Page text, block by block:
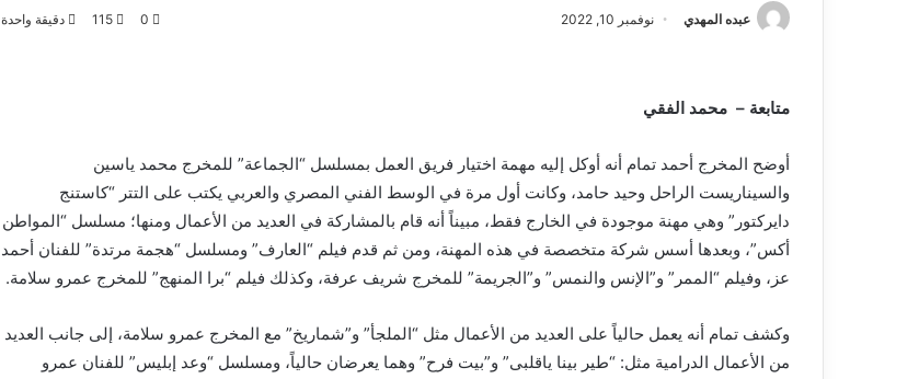
عبده المهدي نوفمبر 10, 2022 0
115 دقيقة واحدة
متابعة – محمد الفقي
أوضح المخرج أحمد تمام أنه أوكل إليه مهمة اختيار فريق العمل بمسلسل “الجماعة” للمخرج محمد ياسين
والسيناريست الراحل وحيد حامد، وكانت أول مرة في الوسط الفني المصري والعربي يكتب على التتر “كاستنج
دايركتور” وهي مهنة موجودة في الخارج فقط، مبيناً أنه قام بالمشاركة في العديد من الأعمال ومنها؛ مسلسل “المواطن
أكس”، وبعدها أسس شركة متخصصة في هذه المهنة، ومن ثم قدم فيلم “العارف” ومسلسل “هجمة مرتدة” للفنان أحمد
عز، وفيلم “الممر” و”الإنس والنمس” و”الجريمة” للمخرج شريف عرفة، وكذلك فيلم “برا المنهج” للمخرج عمرو سلامة.
وكشف تمام أنه يعمل حالياً على العديد من الأعمال مثل “الملجأ” و”شماريخ” مع المخرج عمرو سلامة، إلى جانب العديد
من الأعمال الدرامية مثل: “طير بينا ياقلبى” و”بيت فرح” وهما يعرضان حالياً، ومسلسل “وعد إبليس” للفنان عمرو